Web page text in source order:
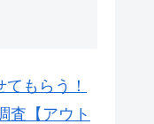
もらう！
査【アウト